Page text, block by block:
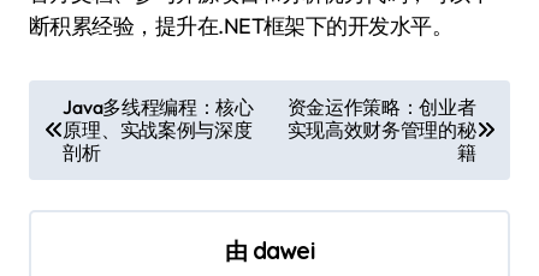
断积累经验，提升在.NET框架下的开发水平。
章
导
航
Java多线程编程：核心
原理、实战案例与深度
剖析
资金运作策略：创业者
实现高效财务管理的秘
籍
由 dawei